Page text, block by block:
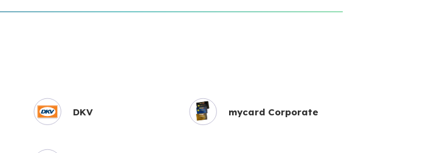
DKV mycard Corporate